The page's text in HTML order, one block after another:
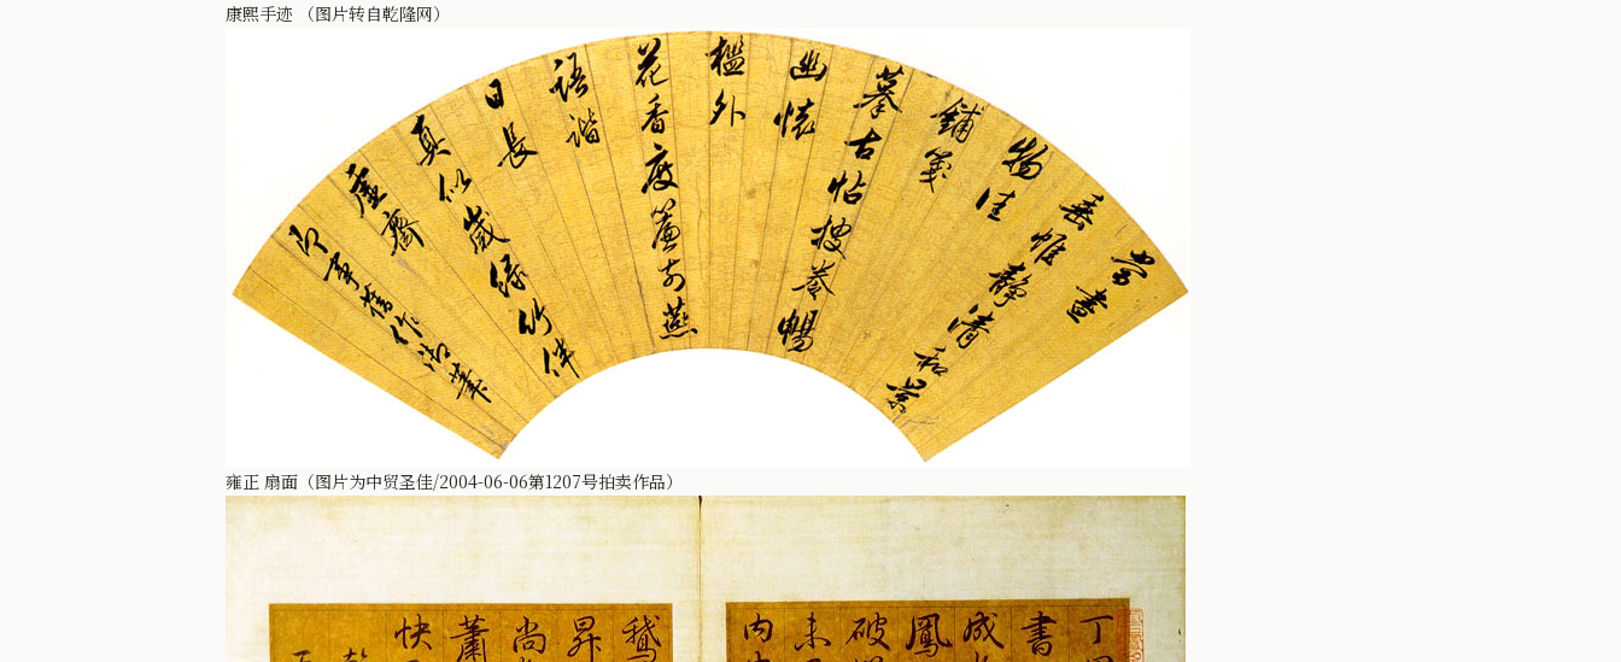
康熙手迹 （图片转自乾隆网）
雍正 扇面（图片为中贸圣佳/2004-06-06第1207号拍卖作品）